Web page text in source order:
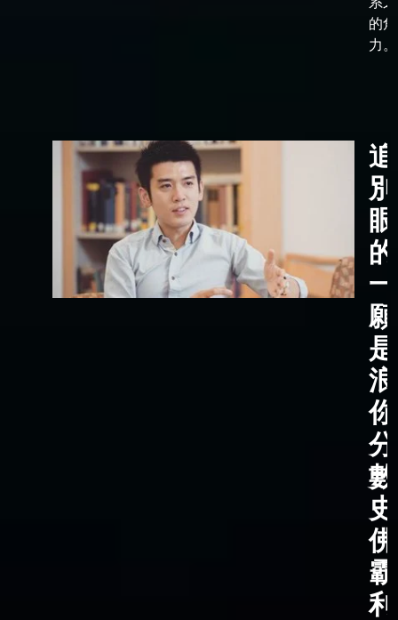
的角
力
分